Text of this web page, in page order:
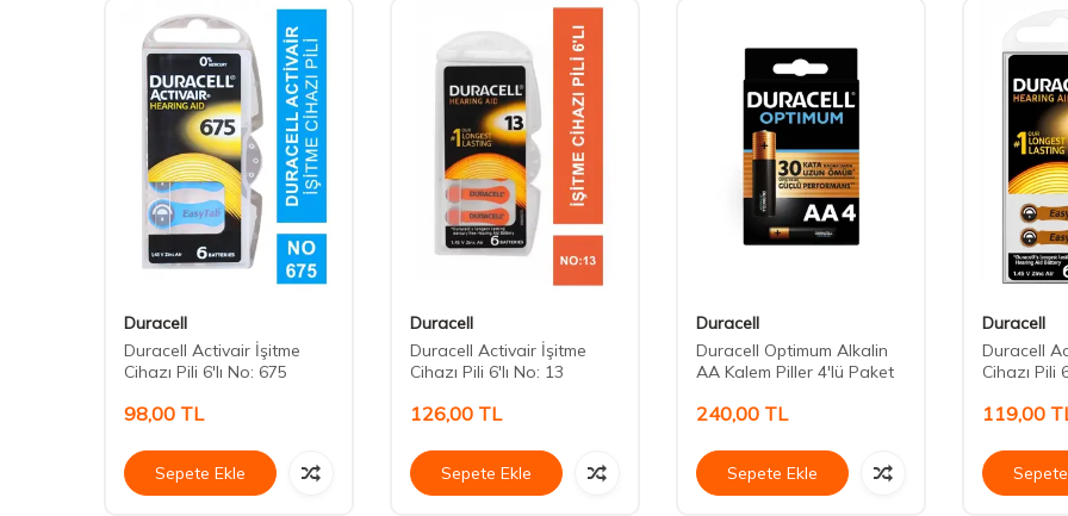
Duracell
Duracell Activair İşitme
Cihazı Pili 6'lı No: 675
98,00 TL
Sepete Ekle
Duracell
Duracell Activair İşitme
Cihazı Pili 6'lı No: 13
126,00 TL
Sepete Ekle
Duracell
Duracell Optimum Alkalin
AA Kalem Piller 4'lü Paket
240,00 TL
Sepete Ekle
Duracell
Duracell
Cihazı Pili
119,00